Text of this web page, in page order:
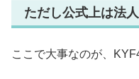
ただし公式上は法
ここで大事なのが、